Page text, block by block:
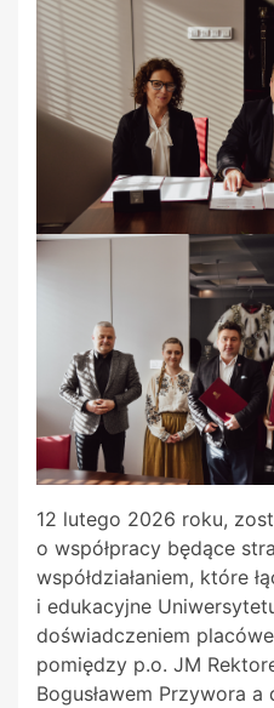
12 lutego 2026 roku,
o współpracy będące
współdziałaniem, które
i edukacyjne
doświadczeniem
pomiędzy p.o. JM
Bogusławem Przywora